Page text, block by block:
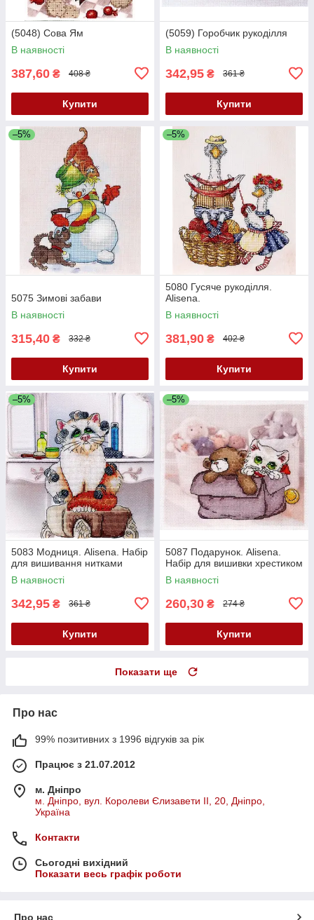
(5048) Сова Ям
В наявності
387,60 ₴ 408 ₴
Купити
(5059) Горобчик рукоділля
В наявності
342,95 ₴ 361 ₴
Купити
–5%
5075 Зимові забави
В наявності
315,40 ₴ 332 ₴
Купити
–5%
5080 Гусяче рукоділля.
Alisena.
В наявності
381,90 ₴ 402 ₴
Купити
–5%
5083 Модниця. Alisena. Набір
для вишивання нитками
В наявності
342,95 ₴ 361 ₴
Купити
–5%
5087 Подарунок. Alisena.
Набір для вишивки хрестиком
В наявності
260,30 ₴ 274 ₴
Купити
Показати ще
Про нас
99% позитивних з 1996 відгуків за рік
Працює з 21.07.2012
м. Дніпро
м. Дніпро, вул. Королеви Єлизавети ІІ, 20, Дніпро,
Україна
Контакти
Сьогодні вихідний
Показати весь графік роботи
Про нас